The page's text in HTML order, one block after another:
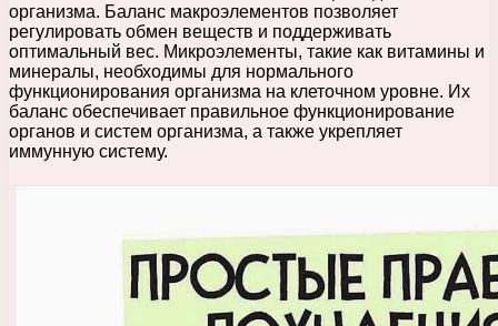
организма. Баланс макроэлементов позволяет
регулировать обмен веществ и поддерживать
оптимальный вес. Микроэлементы, такие как витамины и
минералы, необходимы для нормального
функционирования организма на клеточном уровне. Их
баланс обеспечивает правильное функционирование
органов и систем организма, а также укрепляет
иммунную систему.